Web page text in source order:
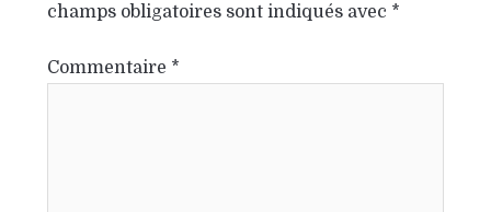
champs obligatoires sont indiqués avec *
Commentaire *